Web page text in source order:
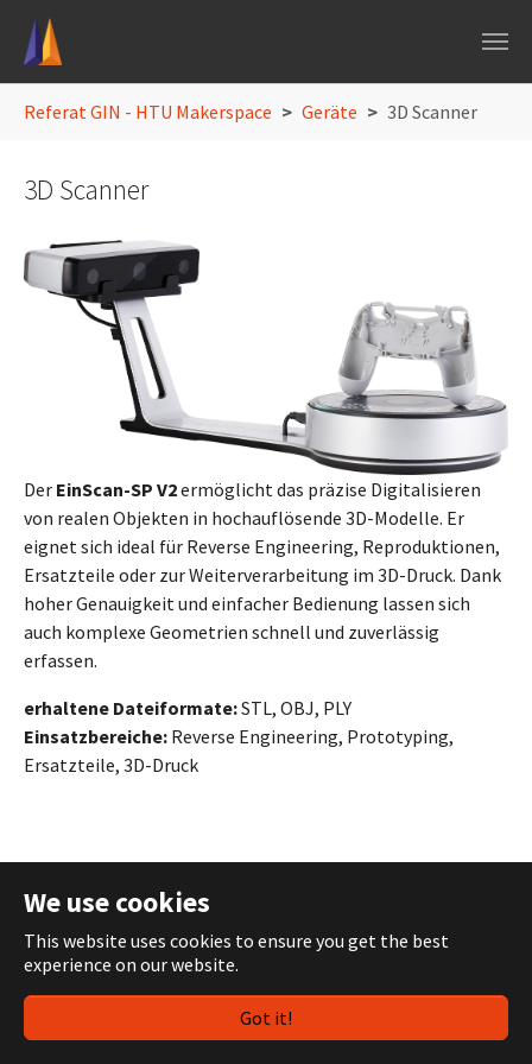
We use cookies
This website uses cookies to ensure you get the best
experience on our website.
Got it!
Referat GIN - HTU Makerspace Geräte 3D Scanner
3D Scanner
Der EinScan-SP V2ermöglicht das präzise Digitalisieren
von realen Objekten in hochauflösende 3D-Modelle. Er
eignet sich ideal für Reverse Engineering, Reproduktionen,
Ersatzteile oder zur Weiterverarbeitung im 3D-Druck. Dank
hoher Genauigkeit und einfacher Bedienung lassen sich
auch komplexe Geometrien schnell und zuverlässig
erfassen.
erhaltene Dateiformate:STL, OBJ, PLY
Einsatzbereiche: Reverse Engineering, Prototyping,
Ersatzteile, 3D-Druck